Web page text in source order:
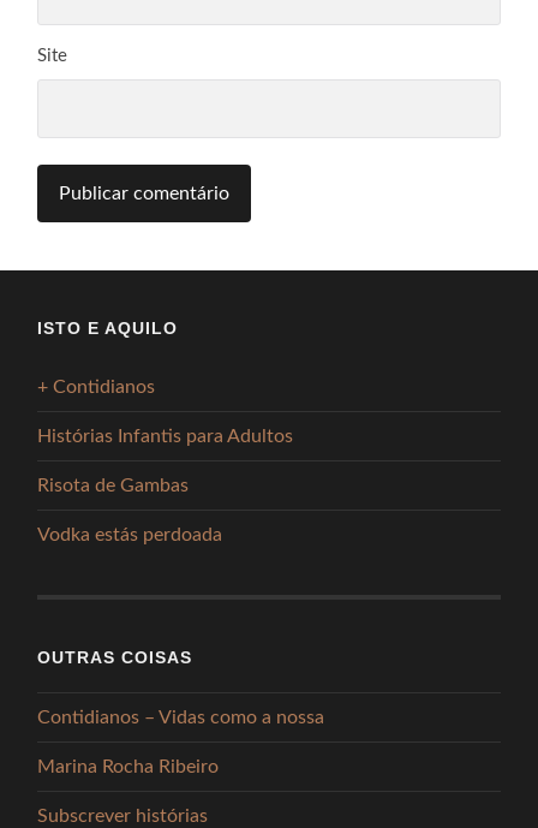
Site
ISTO E AQUILO
+ Contidianos
Histórias Infantis para Adultos
Risota de Gambas
Vodka estás perdoada
OUTRAS COISAS
Contidianos – Vidas como a nossa
Marina Rocha Ribeiro
Subscrever histórias